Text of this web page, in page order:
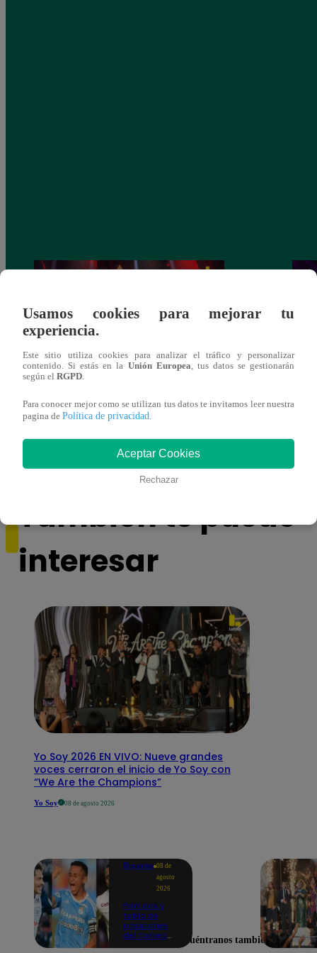
Pájaro Gómez venció a Miguel Mateos y
rock
También te puede
interesar
Yo Soy 2026 EN VIVO: Nueve grandes
voces cerraron el inicio de Yo Soy con
“We Are the Champions”
Yo Soy 08 de agosto 2026
Deportes 08 de
agosto
2026
Partidos y
tabla de
posiciones
del Torneo
Usamos cookies para mejorar tu
experiencia.
Este sitio utiliza cookies para analizar el tráfico y personalizar
contenido. Si estás en la Unión Europea , tus datos se gestionarán
según el RGPD
Para conocer mejor como se utilizan tus datos te invitamos leer nuestra
pagina de Política de privacidad
Aceptar Cookies
Rechazar
Encuéntranos también en